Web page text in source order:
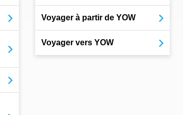
Voyager à partir de YOW
Voyager vers YOW